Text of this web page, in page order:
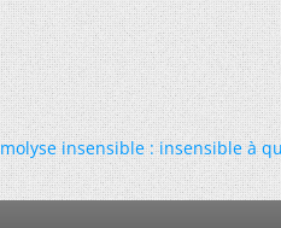
insensible : insensible à